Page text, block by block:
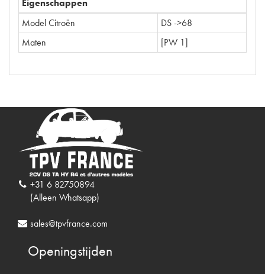
Eigenschappen
Model Citroën
DS ->68
Maten
[PW 1]
+31 6 82750894
(Alleen Whatsapp)
sales@tpvfrance.com
Openingstijden